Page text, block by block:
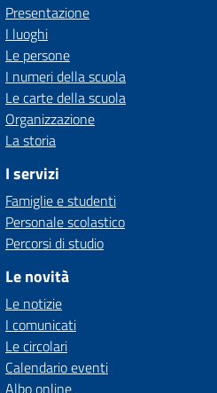
Presentazione
I luoghi
Le persone
I numeri della scuola
Le carte della scuola
Organizzazione
La storia
I servizi
Famiglie e studenti
Personale scolastico
Percorsi di studio
Le novità
Le notizie
I comunicati
Le circolari
Calendario eventi
Albo online